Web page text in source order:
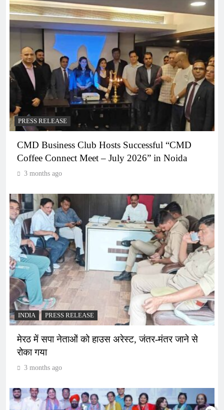
PRESS RELEASE
CMD Business Club Hosts Successful “CMD
Coffee Connect Meet – July 2026” in Noida
3 months ago
INDIA PRESS RELEASE
मेरठ में सपा नेताओं को हाउस अरेस्ट, जंतर-मंतर जाने से
रोका गया
3 months ago